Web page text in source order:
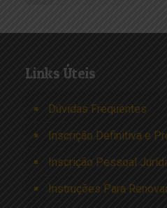
Links Úteis
Dúvidas Frequentes
Inscrição Definitiva e
Inscrição Pessoal
Instruções Para